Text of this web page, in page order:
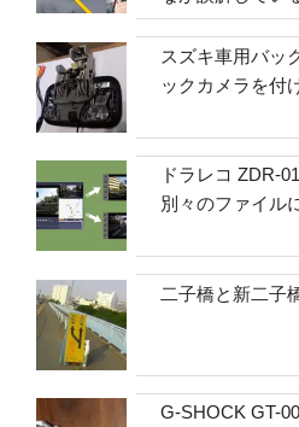
スズキ車用バッ
ックカメラを付
ドラレコ ZDR-
別々のファイル
二子橋と新二子
G-SHOCK GT-